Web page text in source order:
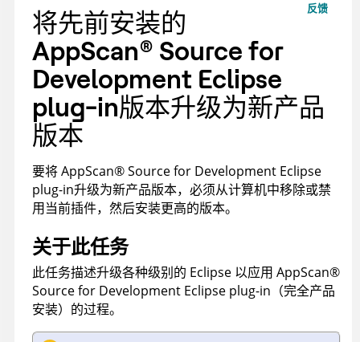
反馈
将先前安装的
AppScan® Source for
Development Eclipse
plug-in版本升级为新产品
版本
要将AppScan®Source for Development Eclipse
plug-in升级为新产品版本，必须从计算机中移除或禁
用当前插件，然后安装更高的版本。
关于此任务
此任务描述升级各种级别的 Eclipse 以应用 AppScan®
Source for Development Eclipse plug-in （完全产品
安装）的过程。